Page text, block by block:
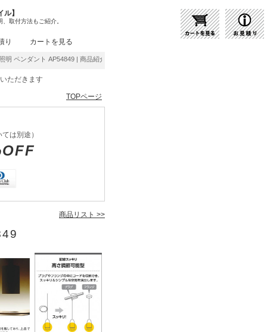
】
取付方法もご紹介。
り カートを見る
ンダント AP54849 | 商品紹介 | 照明器具の通販・インテリア照明の通信販売【ライトス
ただきます
TOPページ
は別途）
商品リスト >>